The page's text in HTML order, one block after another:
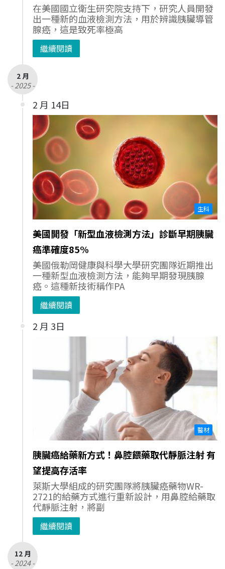
在美國國立衛生研究院支持下，研究人員開發
出一種新的血液檢測方法，用於辨識胰臟導管
腺癌，這是致死率極高
繼續閱讀
2 月
- 2025 -
2 月 14日
生科
美國開發「新型血液檢測方法」診斷早期胰臟
癌準確度85%
美國俄勒岡健康與科學大學研究團隊近期推出
一種新型血液檢測方法，能夠早期發現胰腺
癌。這種新技術稱作PA
繼續閱讀
2 月 3日
醫材
胰臟癌給藥新方式！鼻腔餵藥取代靜脈注射 有
望提高存活率
萊斯大學組成的研究團隊將胰臟癌藥物WR-
2721的給藥方式進行重新設計，用鼻腔給藥取
代靜脈注射，將副
繼續閱讀
12 月
- 2024 -